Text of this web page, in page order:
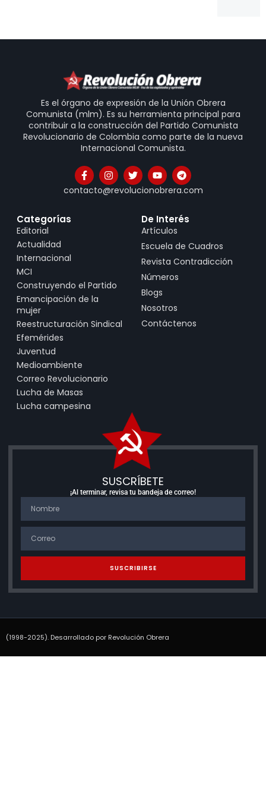
Es el órgano de expresión de la Unión Obrera
Comunista (mlm). Es su herramienta principal para
contribuir a la construcción del Partido Comunista
Revolucionario de Colombia como parte de la nueva
Internacional Comunista.
contacto@revolucionobrera.com
Categorías
Editorial
Actualidad
Internacional
MCI
Construyendo el Partido
Emancipación de la
mujer
Reestructuración Sindical
Efemérides
Juventud
Medioambiente
Correo Revolucionario
Lucha de Masas
Lucha campesina
De Interés
Artículos
Escuela de Cuadros
Revista Contradicción
Números
Blogs
Nosotros
Contáctenos
SUSCRÍBETE
¡Al terminar, revisa tu bandeja de correo!
SUSCRIBIRSE
(1998-2025). Desarrollado por Revolución Obrera